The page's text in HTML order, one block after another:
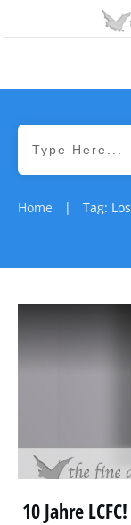
Home | Tag: Los
10 Jahre LCFC!